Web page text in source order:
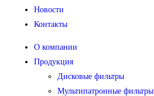
Новости
Контакты
О компании
Продукция
Дисковые фильтры
Мультипатронные фильтры